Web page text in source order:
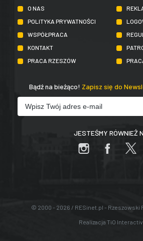
O NAS
POLITYKA PRYWATNOŚCI
WSPÓŁPRACA
KONTAKT
PRACA RZESZÓW
Bądź na bieżąco! Zapisz się do
JESTEŚMY RÓWNIEŻ
© 2000 - 2026 / RESinet.pl - Rzeszowski
Realizacja TiO